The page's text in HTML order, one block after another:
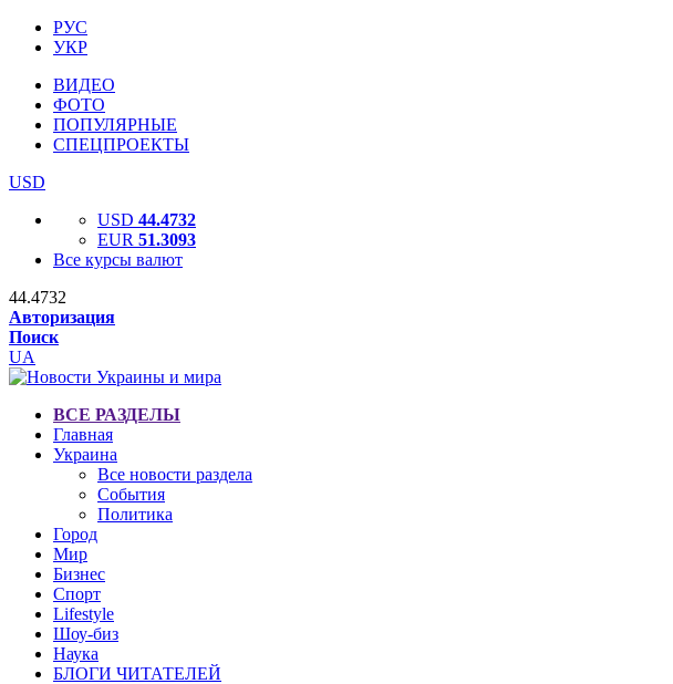
РУС
УКР
ВИДЕО
ФОТО
ПОПУЛЯРНЫЕ
СПЕЦПРОЕКТЫ
USD
USD 44.4732
EUR 51.3093
Все курсы валют
44.4732
Авторизация
Поиск
UA
ВСЕ РАЗДЕЛЫ
Главная
Украина
Все новости раздела
События
Политика
Город
Мир
Бизнес
Спорт
Lifestyle
Шоу-биз
Наука
БЛОГИ ЧИТАТЕЛЕЙ